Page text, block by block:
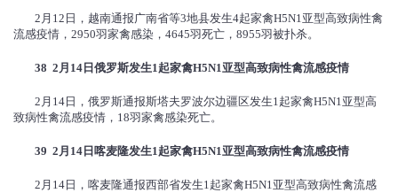
2月12日，越南通报广南省等3地县发生4起家禽H5N1亚型高致病性禽
流感疫情，2950羽家禽感染，4645羽死亡，8955羽被扑杀。
38 2 月 14 日俄罗斯发生1起家禽H5N1亚型高致病性禽流感疫情
2月14日，俄罗斯通报斯塔夫罗波尔边疆区发生1起家禽H5N1亚型高
致病性禽流感疫情，18羽家禽感染死亡。
39 2 月 14 日喀麦隆发生1起家禽H5N1亚型高致病性禽流感疫情
2月14日，喀麦隆通报西部省发生1起家禽H5N1亚型高致病性禽流感